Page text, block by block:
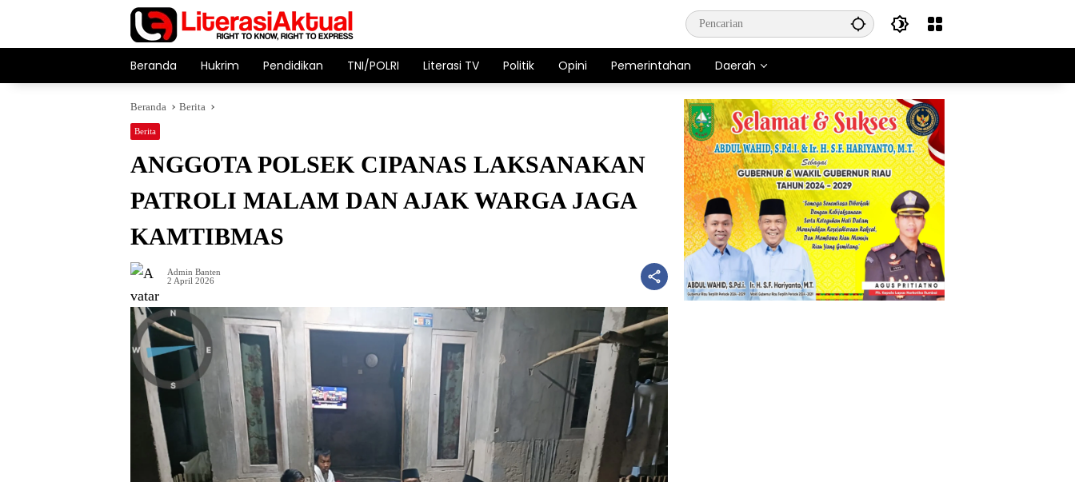
Beranda Hukrim Pendidikan TNI/POLRI Literasi TV Politik Opini Pemerintahan Daerah
Beranda Berita
Berita
ANGGOTA POLSEK CIPANAS LAKSANAKAN
PATROLI MALAM DAN AJAK WARGA JAGA
KAMTIBMAS
Admin Banten
2 April 2026